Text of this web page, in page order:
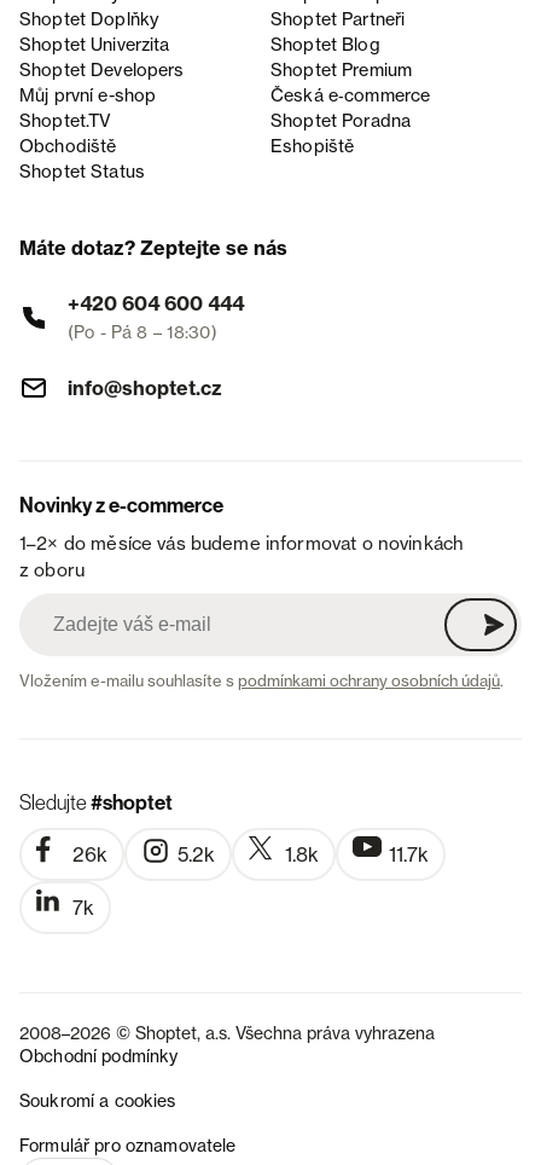
Shoptet Doplňky
Shoptet Partneři
Shoptet Univerzita
Shoptet Blog
Shoptet Developers
Shoptet Premium
Můj první e-shop
Česká e‑commerce
Shoptet.TV
Shoptet Poradna
Obchodiště
Eshopiště
Shoptet Status
Máte dotaz? Zeptejte se nás
+420 604 600 444
(Po - Pá 8 – 18:30)
info@shoptet.cz
Novinky z e-commerce
1–2× do měsíce vás budeme informovat o novinkách
z oboru
Vložením e-mailu souhlasíte spodmínkami ochrany osobních údajů.
Sledujte#shoptet
26k 5.2k 1.8k 11.7k
7k
2008–2026 © Shoptet, a.s. Všechna práva vyhrazena
Obchodní podmínky
Soukromí a cookies
Formulář pro oznamovatele